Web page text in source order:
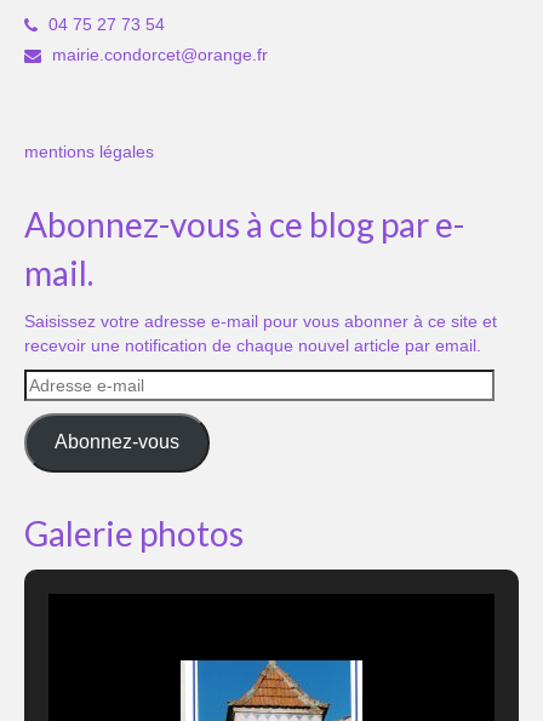
04 75 27 73 54
mairie.condorcet@orange.fr
mentions légales
Abonnez-vous à ce blog par e-
mail.
Saisissez votre adresse e-mail pour vous abonner à ce site et
recevoir une notification de chaque nouvel article par email.
Adresse
e-
mail
Abonnez-vous
Galerie photos